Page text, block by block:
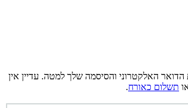
האלקטרוני והסיסמה שלך למטה. עדיין אין
תשלום כאורח.